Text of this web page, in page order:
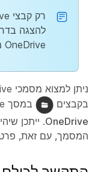
להצגה
OneDrive מתיקיה המקושרת לרווח.
בקבצים
במסך Home. הקש על
OneDrive. ייתכן
המסמך, עם זאת,